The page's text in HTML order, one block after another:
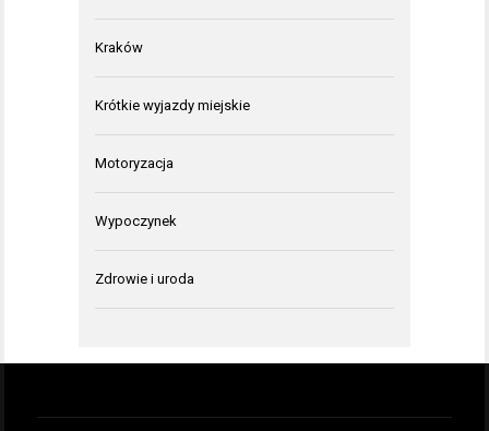
Kraków
Krótkie wyjazdy miejskie
Motoryzacja
Wypoczynek
Zdrowie i uroda